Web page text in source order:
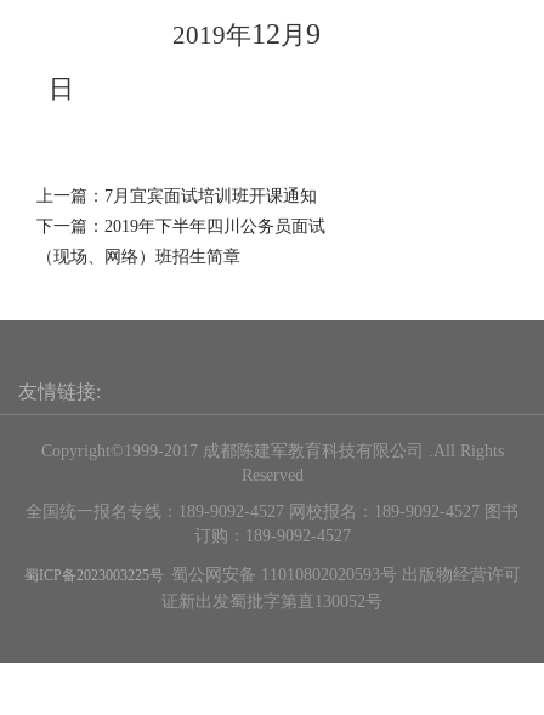
2019年12月 9
日
上一篇： 7月宜宾面试培训班开课通知
下一篇： 2019年下半年四川公务员面试
（现场、网络）班招生简章
友情链接:
Copyright©1999-2017 成都陈建军教育科技有限公司 .All Rights
Reserved
全国统一报名专线：189-9092-4527 网校报名：189-9092-4527 图书
订购：189-9092-4527
蜀ICP备2023003225号 蜀公网安备 11010802020593号 出版物经营许可
证新出发蜀批字第直130052号